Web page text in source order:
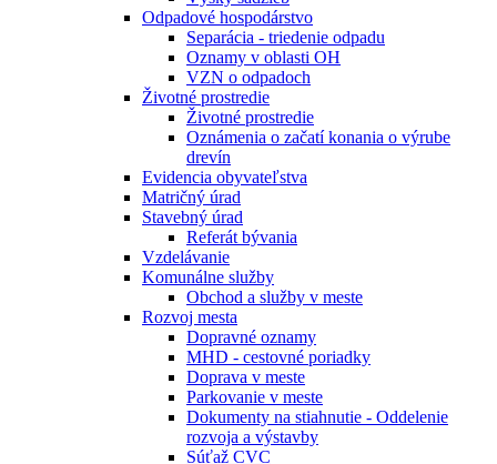
Odpadové hospodárstvo
Separácia - triedenie odpadu
Oznamy v oblasti OH
VZN o odpadoch
Životné prostredie
Životné prostredie
Oznámenia o začatí konania o výrube
drevín
Evidencia obyvateľstva
Matričný úrad
Stavebný úrad
Referát bývania
Vzdelávanie
Komunálne služby
Obchod a služby v meste
Rozvoj mesta
Dopravné oznamy
MHD - cestovné poriadky
Doprava v meste
Parkovanie v meste
Dokumenty na stiahnutie - Oddelenie
rozvoja a výstavby
Súťaž CVC